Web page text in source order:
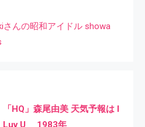
さんの昭和アイドル showa
「HQ」森尾由美 天気予報は I
Luv U 1983年